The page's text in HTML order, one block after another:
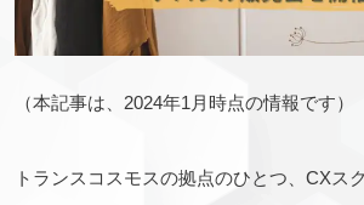
（本記事は、2024年1月時点の情報です）
トランスコスモスの拠点のひとつ、CXス